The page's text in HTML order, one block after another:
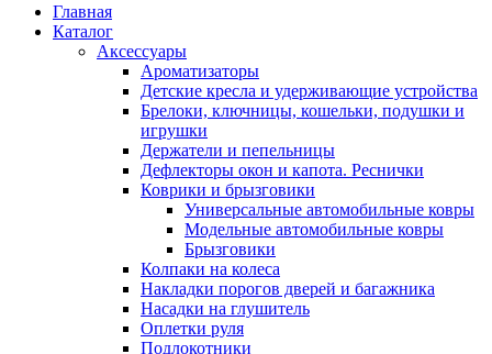
Главная
Каталог
Аксессуары
Ароматизаторы
Детские кресла и удерживающие устройства
Брелоки, ключницы, кошельки, подушки и
игрушки
Держатели и пепельницы
Дефлекторы окон и капота. Реснички
Коврики и брызговики
Универсальные автомобильные ковры
Модельные автомобильные ковры
Брызговики
Колпаки на колеса
Накладки порогов дверей и багажника
Насадки на глушитель
Оплетки руля
Подлокотники